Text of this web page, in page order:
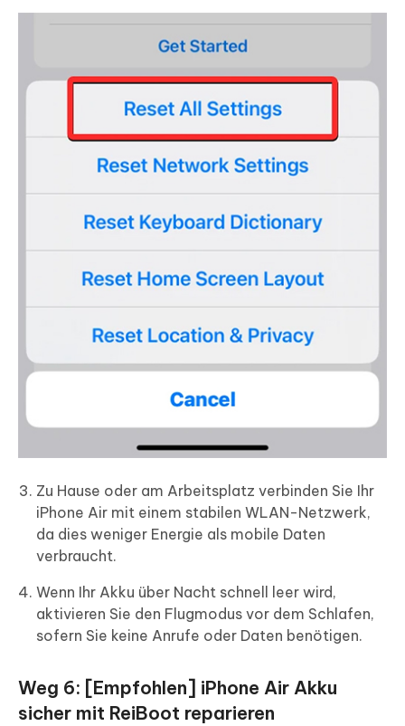
Zu Hause oder am Arbeitsplatz verbinden Sie Ihr
iPhone Air mit einem stabilen WLAN-Netzwerk,
da dies weniger Energie als mobile Daten
verbraucht.
Wenn Ihr Akku über Nacht schnell leer wird,
aktivieren Sie den Flugmodus vor dem Schlafen,
sofern Sie keine Anrufe oder Daten benötigen.
Weg 6: [Empfohlen] iPhone Air Akku
sicher mit ReiBoot reparieren